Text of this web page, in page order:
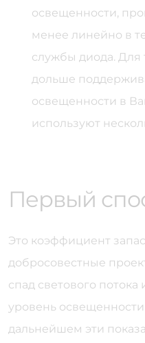
освещенности,
менее линейно в
службы диода. Для
дольше
освещенности в
используют
Первый
Это коэффициент
добросовестные
спад светового
уровень
дальнейшем эти